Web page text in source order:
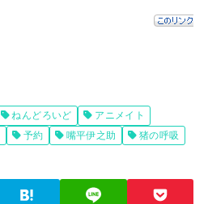
ねんどろいど
アニメイト
予約 嘴平伊之助
猪の呼吸